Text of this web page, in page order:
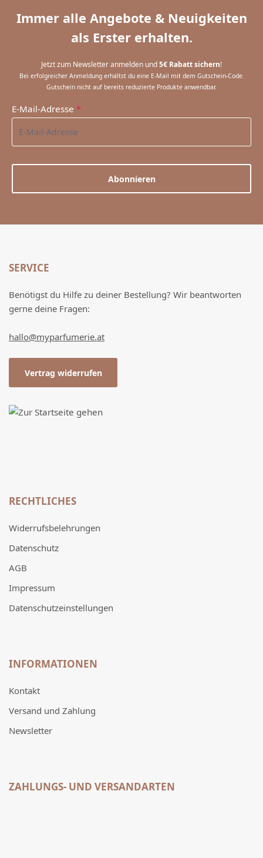
Immer alle Angebote & Neuigkeiten
als Erster erhalten.
Jetzt zum Newsletter anmelden und5€ Rabatt sichern!
Bei erfolgreicher Anmeldung erhältst du eine E-Mail mit dem Gutschein-Code.
Gutschein nicht auf bereits reduzierte Produkte anwendbar.
E-Mail-Adresse *
Abonnieren
SERVICE
Benötigst du Hilfe zu deiner Bestellung? Wir beantworten
gerne deine Fragen:
hallo@myparfumerie.at
Vertrag widerrufen
RECHTLICHES
Widerrufsbelehrungen
Datenschutz
AGB
Impressum
Datenschutzeinstellungen
INFORMATIONEN
Kontakt
Versand und Zahlung
Newsletter
ZAHLUNGS- UND VERSANDARTEN